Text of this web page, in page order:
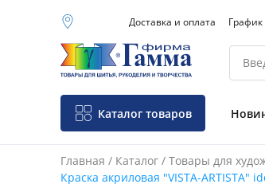
Москва (основной
склад)
Санкт-Петербург
Нижний Новгород
Доставка и оплата
Каталог товаров
Главная / Каталог / Товары для
Краска акриловая "VISTA-ARTISTA"